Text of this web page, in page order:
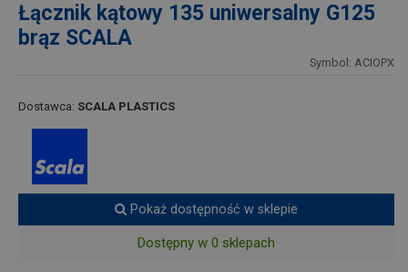
Łącznik kątowy 135 uniwersalny G125
brąz SCALA
Symbol: ACIOPX
Dostawca: SCALA PLASTICS
Pokaż dostępność w sklepie
Dostępny w 0 sklepach